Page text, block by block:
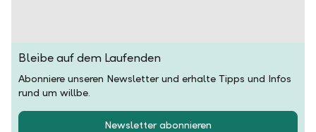
Bleibe auf dem Laufenden
Abonniere unseren Newsletter und erhalte Tipps und Infos
rund um willbe.
Newsletter abonnieren